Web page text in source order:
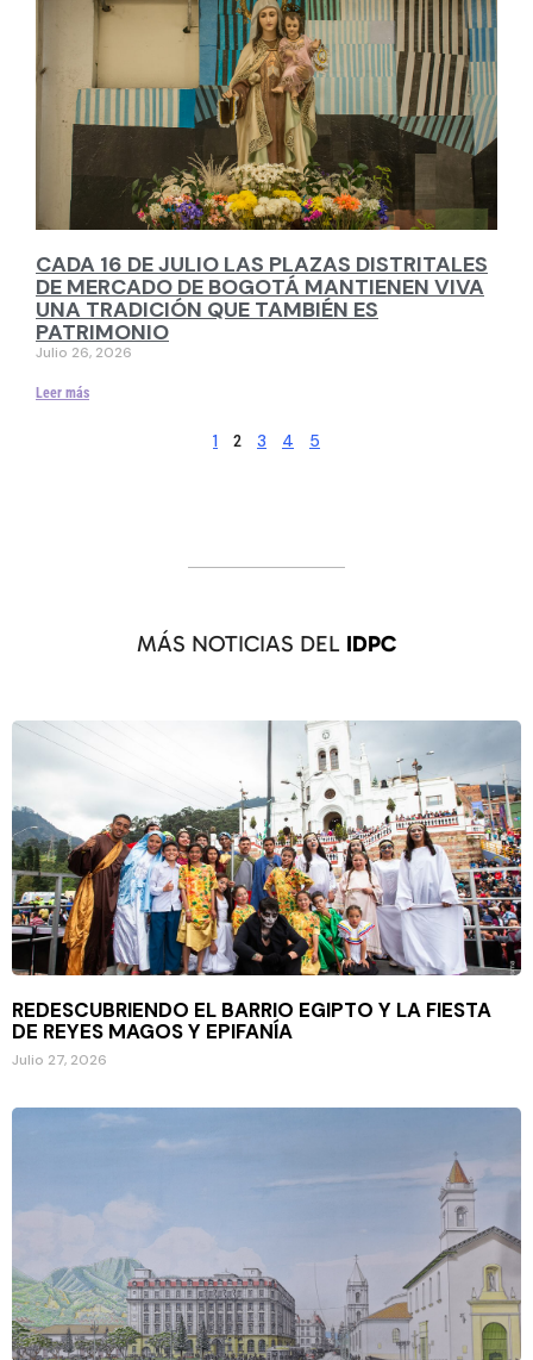
CADA 16 DE JULIO LAS PLAZAS DISTRITALES
DE MERCADO DE BOGOTÁ MANTIENEN VIVA
UNA TRADICIÓN QUE TAMBIÉN ES
PATRIMONIO
Julio 26, 2026
Leer más
1 2 3 4 5
MÁS NOTICIAS DEL IDPC
REDESCUBRIENDO EL BARRIO EGIPTO Y LA FIESTA
DE REYES MAGOS Y EPIFANÍA
Julio 27, 2026